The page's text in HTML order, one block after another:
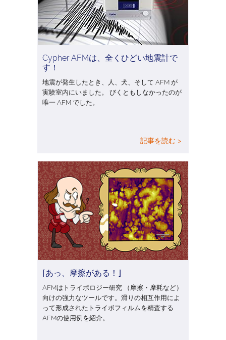
Cypher AFMは、全くひどい地震計で
す！
地震が発生したとき、人、犬、そして AFM が
実験室内にいました。 びくともしなかったのが
唯一 AFM でした。
記事を読む >
⌈あっ、摩擦がある！⌋
AFMはトライボロジー研究 （摩擦・摩耗など）
向けの強力なツールです。滑りの相互作用によ
って形成されたトライボフィルムを精査する
AFMの使用例を紹介。